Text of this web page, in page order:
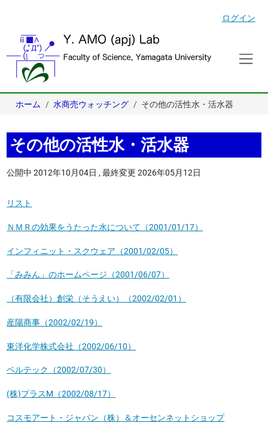
ログイン
ホーム 水商売ウォッチング その他の活性水・活水器
その他の活性水・活水器
公開中 2012年10月04日 ,最終変更 2026年05月12日
リスト
ＮＭＲの効果をうたった水について（2001/01/17）
インフィニット・スクウェア（2001/02/05）
「みみん」のホームページ（2001/06/07）
（有限会社）創栄（そうえい）（2002/02/01）
産陽商事（2002/02/19）
東洋化学株式会社（2002/06/10）
ベルテック（2002/07/30）
(株)プラスM（2002/08/17）
コスモアート・ジャパン（株）＆オーセンネットショップ